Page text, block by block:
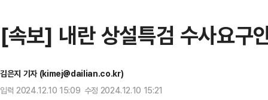
[속보] 내란 상설특검 수사요구
김은지 기자 (kimej@dailian.co.kr)
입력 2024.12.10 15:09 수정 2024.12.10 15:21